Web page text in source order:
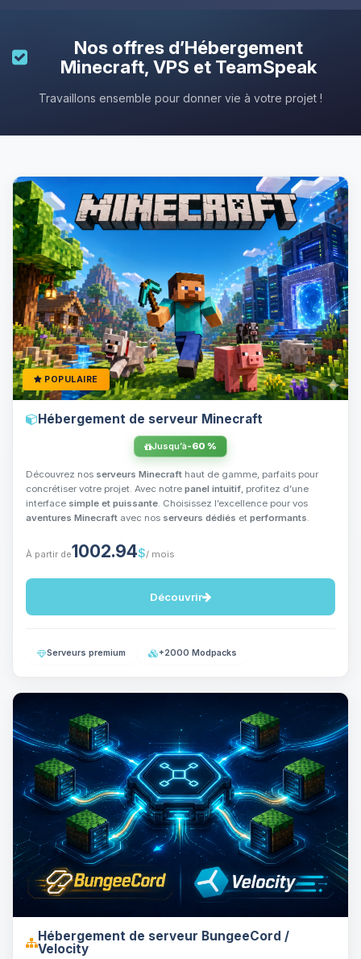
Nos offres d’Hébergement
Minecraft, VPS et TeamSpeak
Travaillons ensemble pour donner vie à votre projet !
POPULAIRE
Hébergement de serveur Minecraft
Jusqu’à-60 %
Découvrez nos serveurs Minecraft haut de gamme, parfaits pour
concrétiser votre projet. Avec notre panel intuitif, profitez d’une
interface simple et puissante. Choisissez l’excellence pour vos
aventures Minecraft avec nos serveurs dédiés et performants.
À partir de1002.94$/ mois
Découvrir
Serveurs premium +2000 Modpacks
Hébergement de serveur BungeeCord /
Velocity